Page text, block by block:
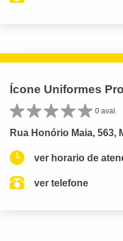
Ícone Uniformes
0 aval.
Rua Honório Maia, 563,
ver horario de
ver telefone